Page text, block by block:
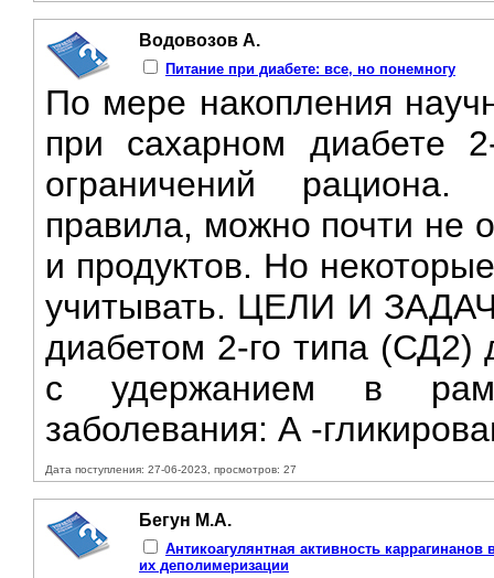
Водовозов А.
Питание при диабете: все, но понемногу
По мере накопления
при сахарном диабете
ограничений
правила, можно почти не
и продуктов. Но
учитывать. ЦЕЛИ И
диабетом 2-го типа (СД2)
с удержанием в
заболевания: А -
Дата поступления: 27-06-2023, просмотров: 27
Бегун М.А.
Антикоагулянтная активность
их деполимеризации